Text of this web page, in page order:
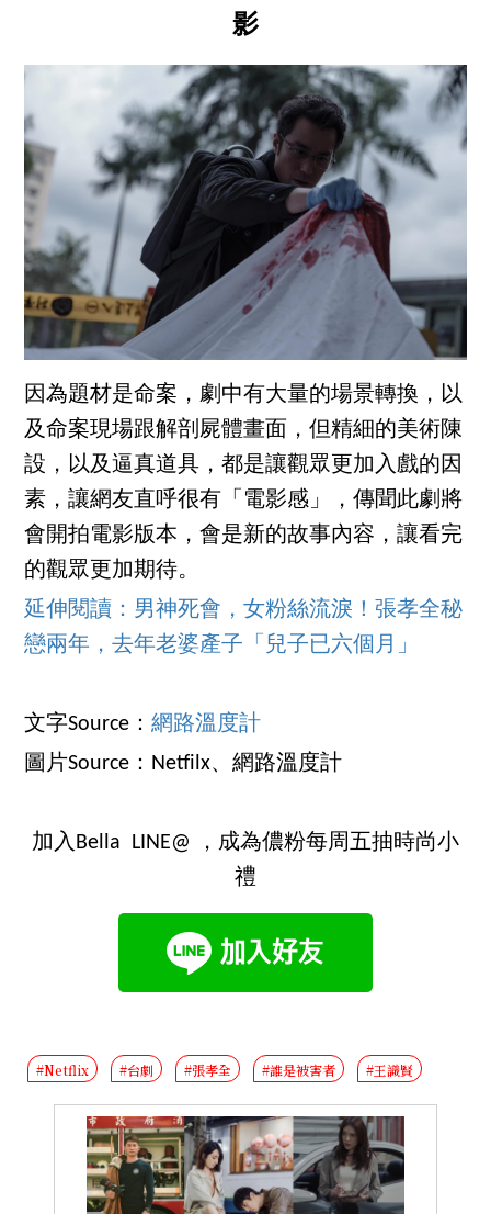
影
因為題材是命案，劇中有大量的場景轉換，以
及命案現場跟解剖屍體畫面，但精細的美術陳
設，以及逼真道具，都是讓觀眾更加入戲的因
素，讓網友直呼很有「電影感」，傳聞此劇將
會開拍電影版本，會是新的故事內容，讓看完
的觀眾更加期待。
延伸閱讀：男神死會，女粉絲流淚！張孝全秘
戀兩年，去年老婆產子「兒子已六個月」
文字Source：網路溫度計
圖片Source：Netfilx、網路溫度計
加入Bella LINE@ ，成為儂粉每周五抽時尚小
禮
#Netflix #台劇 #張孝全 #誰是被害者 #王識賢